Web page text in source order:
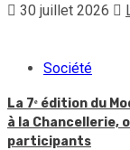
30 juillet 2026
Société
La 7ᵉ édition du
à la Chancellerie,
participants